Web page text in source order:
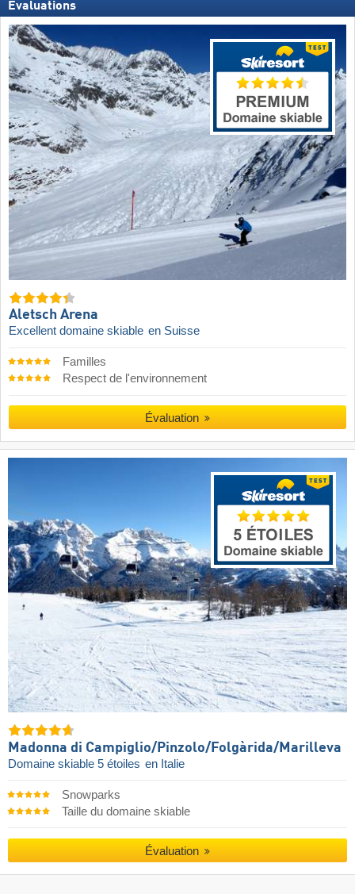
Évaluations
Aletsch Arena
Excellent domaine skiable en Suisse
Familles
Respect de l'environnement
Évaluation
Madonna di Campiglio/​Pinzolo/​Folgàrida/​Marilleva
Domaine skiable 5 étoiles en Italie
Snowparks
Taille du domaine skiable
Évaluation